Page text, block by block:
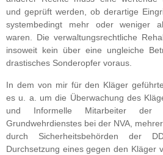
und geprüft werden, ob derartige
systembedingt mehr oder weniger
waren. Die verwaltungsrechtliche
insoweit kein über eine ungleiche
drastisches Sonderopfer voraus.
In dem von mir für den Kläger
es u. a. umdie Überwachung des
und Informelle Mitarbeiter der
Grundwehrdienstes bei der NVA,
durch Sicherheitsbehörden der
Durchsetzung eines gegen den Kläger